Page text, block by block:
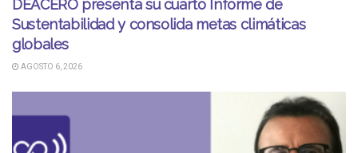
DEACERO presenta su cuarto Informe de
Sustentabilidad y consolida metas climáticas
globales
AGOSTO 6, 2026